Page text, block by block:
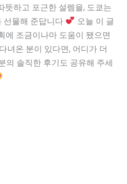
뜻하고 포근한 설렘을, 도쿄는
선물해 준답니다
오늘 이 글
에 조금이나마 도움이 됐으면
녀온 분이 있다면, 어디가 더
의 솔직한 후기도 공유해 주세